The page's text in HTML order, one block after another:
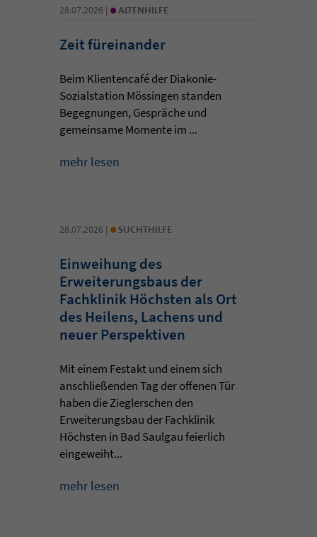
28.07.2026 | • ALTENHILFE
Zeit füreinander
Beim Klientencafé der Diakonie-
Sozialstation Mössingen standen
Begegnungen, Gespräche und
gemeinsame Momente im ...
mehr lesen
28.07.2026 | • SUCHTHILFE
Einweihung des
Erweiterungsbaus der
Fachklinik Höchsten als Ort
des Heilens, Lachens und
neuer Perspektiven
Mit einem Festakt und einem sich
anschließenden Tag der offenen Tür
haben die Zieglerschen den
Erweiterungsbau der Fachklinik
Höchsten in Bad Saulgau feierlich
eingeweiht...
mehr lesen